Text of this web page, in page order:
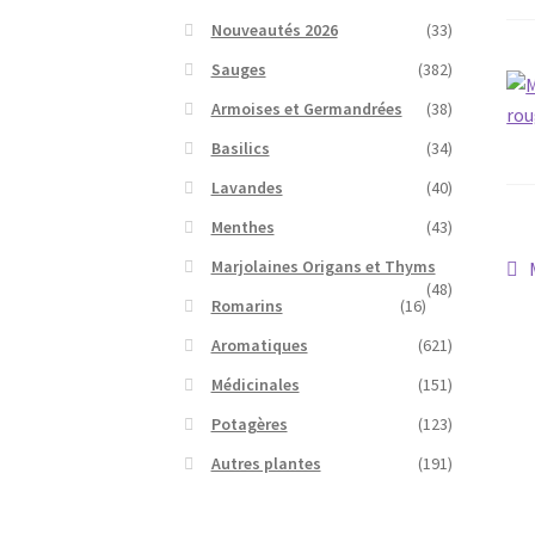
Nouveautés 2026
(33)
Sauges
(382)
Armoises et Germandrées
(38)
Basilics
(34)
Lavandes
(40)
Menthes
(43)
Marjolaines Origans et Thyms
(48)
Romarins
(16)
Aromatiques
(621)
Médicinales
(151)
Potagères
(123)
Autres plantes
(191)